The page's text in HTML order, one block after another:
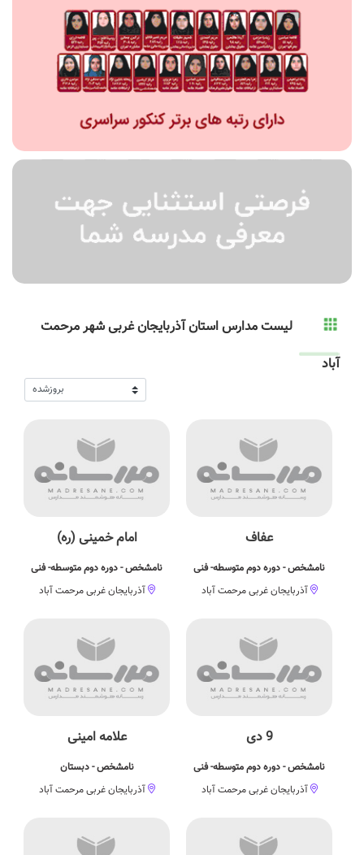
دوره اول متوسطه
دوره دوم متوسطه- فنی
دوره دوم متوسطه- نظری
پیش دبستانی
لیست مدارس استان آذربایجان غربی شهر مرحمت
آباد
عفاف
نامشخص - دوره دوم متوسطه- فنی
آذربایجان غربی مرحمت آباد
امام خمینی (ره)
نامشخص - دوره دوم متوسطه- فنی
آذربایجان غربی مرحمت آباد
9 دی
نامشخص - دوره دوم متوسطه- فنی
آذربایجان غربی مرحمت آباد
علامه امینی
نامشخص - دبستان
آذربایجان غربی مرحمت آباد